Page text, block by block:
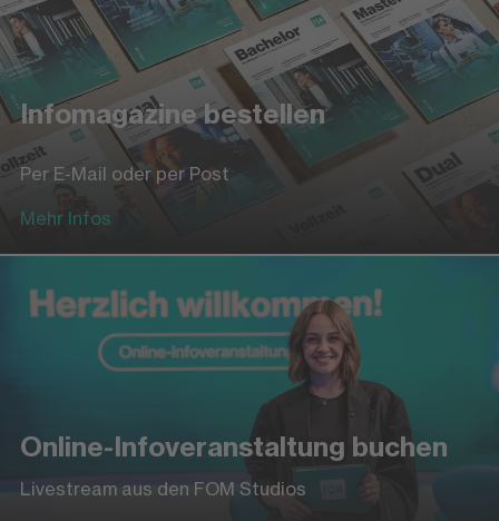
Infomagazine bestellen
Per E-Mail oder per Post
Mehr Infos
Online-Infoveranstaltung buchen
Livestream aus den FOM Studios